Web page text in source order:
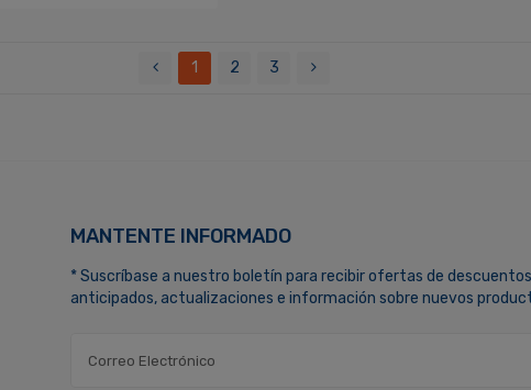
1 2 3
MANTENTE INFORMADO
* Suscríbase a nuestro boletín para recibir ofertas de descuentos
anticipados, actualizaciones e información sobre nuevos